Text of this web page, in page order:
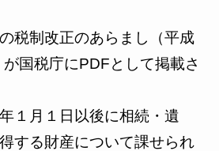
税制改正のあらまし（平成
国税庁にPDFとして掲載さ
１月１日以後に相続・遺
する財産について課せられ